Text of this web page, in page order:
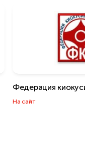
Федерация
На сайт